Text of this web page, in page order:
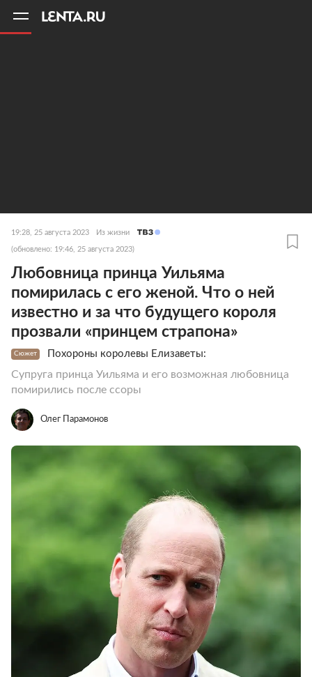
19:28, 25 августа 2023 Из жизни
(обновлено: 19:46, 25 августа 2023)
Любовница принца Уильяма
помирилась с его женой. Что о ней
известно и за что будущего короля
прозвали «принцем страпона»
Сюжет Похороны королевы Елизаветы:
Супруга принца Уильяма и его возможная любовница
помирились после ссоры
Олег Парамонов